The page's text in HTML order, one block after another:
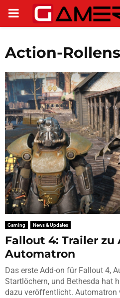
PRIMARY
Action-
Gaming News & Updates
Fallout 4: Trailer zu
Automatron
Das erste Add-on für Fallout 4,
Startlöchern, und Bethesda hat
dazu veröffentlicht. Automatron